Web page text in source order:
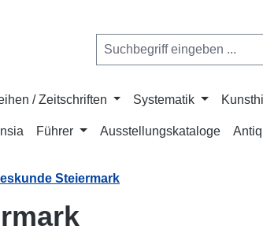
/ Zeitschriften Systematik
Führer Ausstellungskataloge
Steiermark